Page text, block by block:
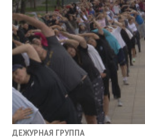
ДЕЖУРНАЯ ГРУППА